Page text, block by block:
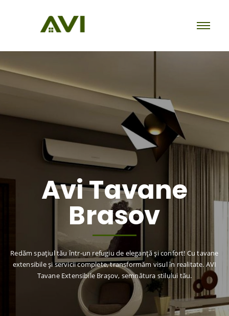
Avi Tavane
Brasov
Redăm spațiul tău într-un refugiu de eleganță și confort! Cu tavane
extensibile și servicii complete, transformăm visul în realitate. AVI
Tavane Extensibile Brașov, semnătura stilului tău.